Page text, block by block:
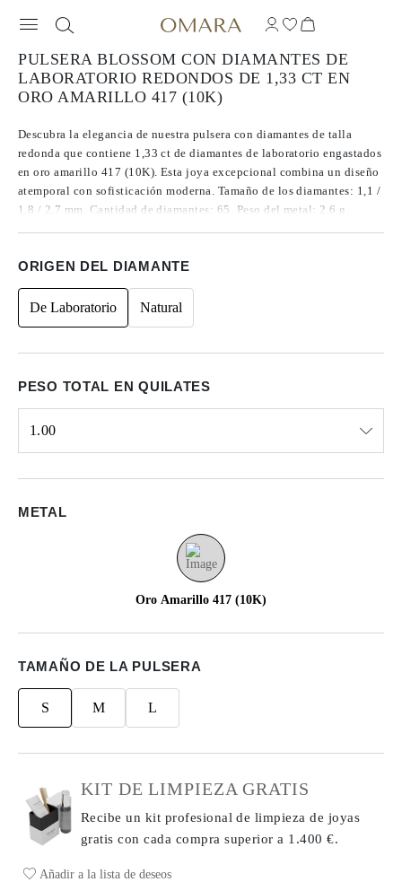
PULSERA BLOSSOM CON DIAMANTES DE
LABORATORIO REDONDOS DE 1,33 CT EN
ORO AMARILLO 417 (10K)
Descubra la elegancia de nuestra pulsera con diamantes de talla
redonda que contiene 1,33 ct de diamantes de laboratorio engastados
en oro amarillo 417 (10K). Esta joya excepcional combina un diseño
atemporal con sofisticación moderna. Tamaño de los diamantes: 1,1 /
1,8 / 2,7 mm. Cantidad de diamantes: 65. Peso del metal: 2,6 g.
ORIGEN DEL DIAMANTE
De Laboratorio Natural
PESO TOTAL EN QUILATES
1.00
METAL
Oro Amarillo 417 (10K)
TAMAÑO DE LA PULSERA
S M L
KIT DE LIMPIEZA GRATIS
Recibe un kit profesional de limpieza de joyas
gratis con cada comprasuperior a 1.400 €.
Añadir a la lista de deseos